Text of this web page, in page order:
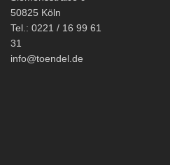
50825 Köln
Tel.: 0221 / 16 99 61
31
info@toendel.de